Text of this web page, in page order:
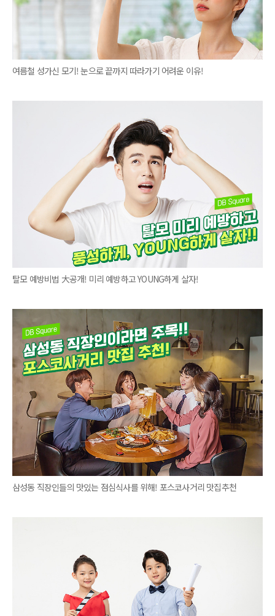
여름철 성가신 모기! 눈으로 끝까지 따라가기 어려운 이유!
탈모 예방비법 大공개! 미리 예방하고 YOUNG하게 살자!
삼성동 직장인들의 맛있는 점심식사를 위해! 포스코사거리 맛집추천